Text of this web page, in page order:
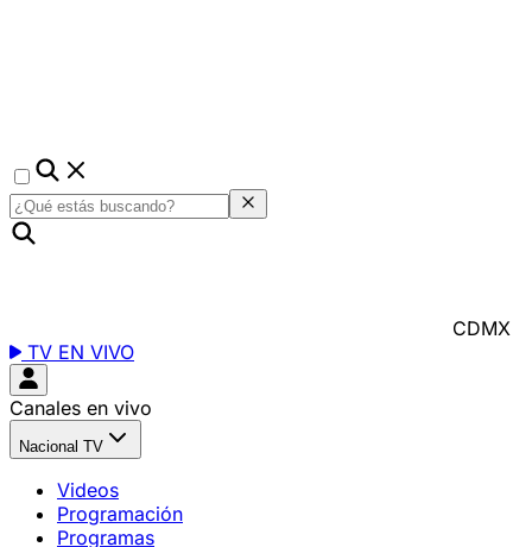
CDMX
TV EN VIVO
Canales en vivo
Nacional TV
Videos
Programación
Programas